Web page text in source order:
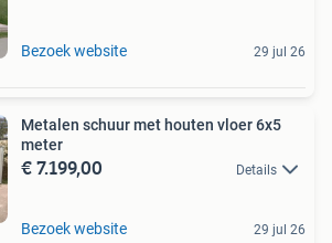
Bezoek website 29 jul 26
Metalen schuur met houten vloer 6x5
meter
€ 7.199,00 Details
Bezoek website 29 jul 26